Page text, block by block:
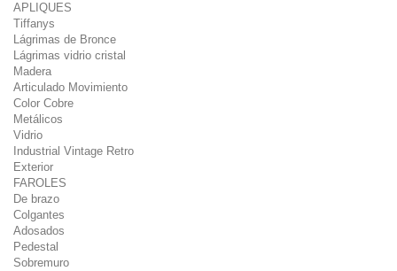
APLIQUES
Tiffanys
Lágrimas de Bronce
Lágrimas vidrio cristal
Madera
Articulado Movimiento
Color Cobre
Metálicos
Vidrio
Industrial Vintage Retro
Exterior
FAROLES
De brazo
Colgantes
Adosados
Pedestal
Sobremuro